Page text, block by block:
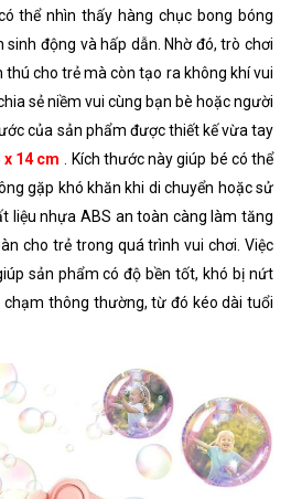
thể nhìn thấy hàng chục bong bóng
sinh động và hấp dẫn. Nhờ đó, trò chơi
cho trẻ mà còn tạo ra không khí vui
sẻ niềm vui cùng bạn bè hoặc người
của sản phẩm được thiết kế vừa tay
x 14 cm
. Kích thước này giúp bé có thể
gặp khó khăn khi di chuyển hoặc sử
liệu nhựa ABS an toàn càng làm tăng
cho trẻ trong quá trình vui chơi. Việc
sản phẩm có độ bền tốt, khó bị nứt
thông thường, từ đó kéo dài tuổi